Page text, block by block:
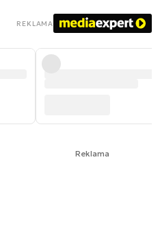
REKLAMA
Reklama